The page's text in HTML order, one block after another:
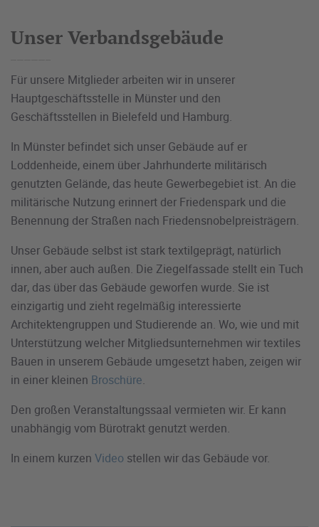
Unser Verbandsgebäude
Für unsere Mitglieder arbeiten wir in unserer
Hauptgeschäftsstelle in Münster und den
Geschäftsstellen in Bielefeld und Hamburg.
In Münster befindet sich unser Gebäude auf er
Loddenheide, einem über Jahrhunderte militärisch
genutzten Gelände, das heute Gewerbegebiet ist. An die
militärische Nutzung erinnert der Friedenspark und die
Benennung der Straßen nach Friedensnobelpreisträgern.
Unser Gebäude selbst ist stark textilgeprägt, natürlich
innen, aber auch außen. Die Ziegelfassade stellt ein Tuch
dar, das über das Gebäude geworfen wurde. Sie ist
einzigartig und zieht regelmäßig interessierte
Architektengruppen und Studierende an. Wo, wie und mit
Unterstützung welcher Mitgliedsunternehmen wir textiles
Bauen in unserem Gebäude umgesetzt haben, zeigen wir
in einer kleinen Broschüre.
Den großen Veranstaltungssaal vermieten wir. Er kann
unabhängig vom Bürotrakt genutzt werden.
In einem kurzen Video stellen wir das Gebäude vor.